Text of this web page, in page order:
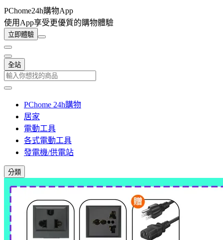
PChome24h購物App
使用App享受更優質的購物體驗
立即體驗
全站
PChome 24h購物
居家
電動工具
各式電動工具
發電機/供電站
分類